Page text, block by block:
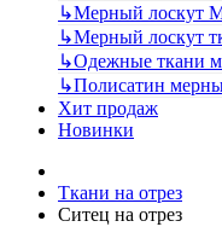
↳Мерный лоскут
↳Мерный лоскут
↳Одежные ткани
↳Полисатин
Хит продаж
Новинки
Ткани на отрез
Ситец на отрез